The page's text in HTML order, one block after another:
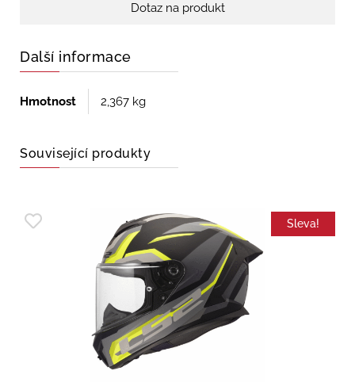
Dotaz na produkt
Další informace
Hmotnost 2,367 kg
Související produkty
Sleva!